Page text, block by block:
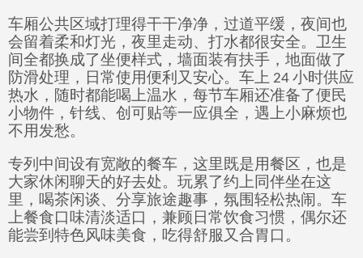
车厢公共区域打理得干干净净，过道平缓，夜间也
会留着柔和灯光，夜里走动、打水都很安全。卫生
间全都换成了坐便样式，墙面装有扶手，地面做了
防滑处理，日常使用便利又安心。车上 24 小时供应
热水，随时都能喝上温水，每节车厢还准备了便民
小物件，针线、创可贴等一应俱全，遇上小麻烦也
不用发愁。
专列中间设有宽敞的餐车，这里既是用餐区，也是
大家休闲聊天的好去处。玩累了约上同伴坐在这
里，喝茶闲谈、分享旅途趣事，氛围轻松热闹。车
上餐食口味清淡适口，兼顾日常饮食习惯，偶尔还
能尝到特色风味美食，吃得舒服又合胃口。